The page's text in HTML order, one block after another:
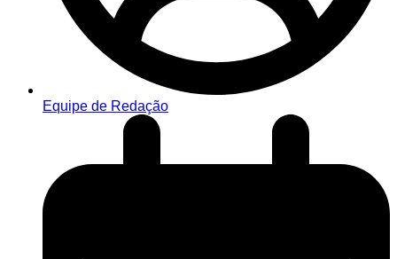
Equipe de Redação